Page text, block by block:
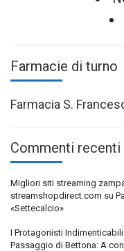
Farmacie di turno
Farmacia S.
Commenti recenti
Migliori siti streaming
streamshopdirect.com su
«Settecalcio»
I Protagonisti
Passaggio di Bettona: A